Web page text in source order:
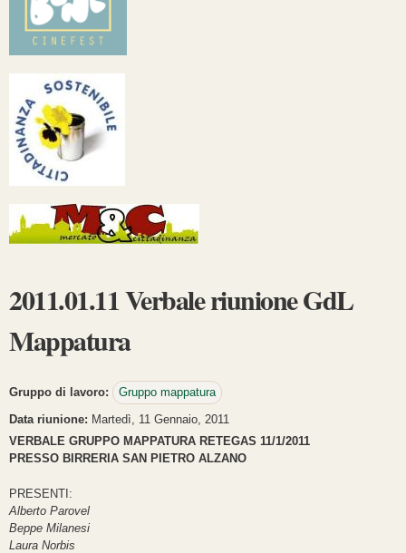
2011.01.11 Verbale riunione GdL
Mappatura
Gruppo di lavoro:
Gruppo mappatura
Data riunione: Martedì, 11 Gennaio, 2011
VERBALE GRUPPO MAPPATURA RETEGAS 11/1/2011
PRESSO BIRRERIA SAN PIETRO ALZANO
PRESENTI:
Alberto Parovel
Beppe Milanesi
Laura Norbis